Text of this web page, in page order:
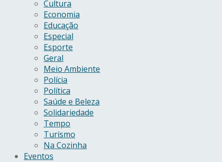
Cultura
Economia
Educação
Especial
Esporte
Geral
Meio Ambiente
Polícia
Política
Saúde e Beleza
Solidariedade
Tempo
Turismo
Na Cozinha
Eventos